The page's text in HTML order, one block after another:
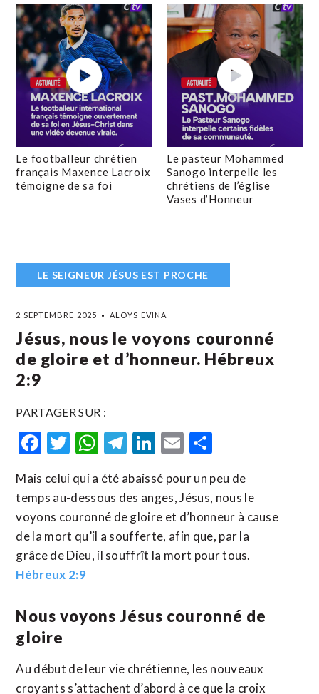
Le footballeur chrétien
français Maxence Lacroix
témoigne de sa foi
Le pasteur Mohammed
Sanogo interpelle les
chrétiens de l’église
Vases d’Honneur
LE SEIGNEUR JÉSUS EST PROCHE
2 SEPTEMBRE 2025 ALOYS EVINA
Jésus, nous le voyons couronné
de gloire et d’honneur. Hébreux
2:9
PARTAGER SUR :
Facebook
Twitter
WhatsApp
Telegram
LinkedIn
Email
Mais celui qui a été abaissé pour un peu de
temps au-dessous des anges, Jésus, nous le
voyons couronné de gloire et d’honneur à cause
de la mort qu’il a soufferte, afin que, par la
grâce de Dieu, il souffrît la mort pour tous.
Hébreux 2:9
Nous voyons Jésus couronné de
gloire
Au début de leur vie chrétienne, les nouveaux
croyants s’attachent d’abord à ce que la croix